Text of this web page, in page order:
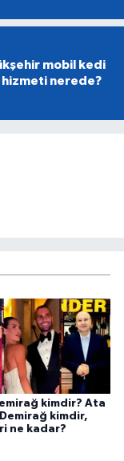
mobil kedi
hizmeti nerede?
kimdir? Ata
kimdir,
ne kadar?